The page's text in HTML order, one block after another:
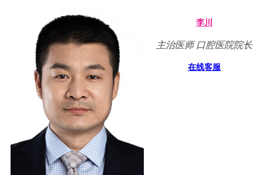
李川
主治医师 口腔医院院长
在线客服